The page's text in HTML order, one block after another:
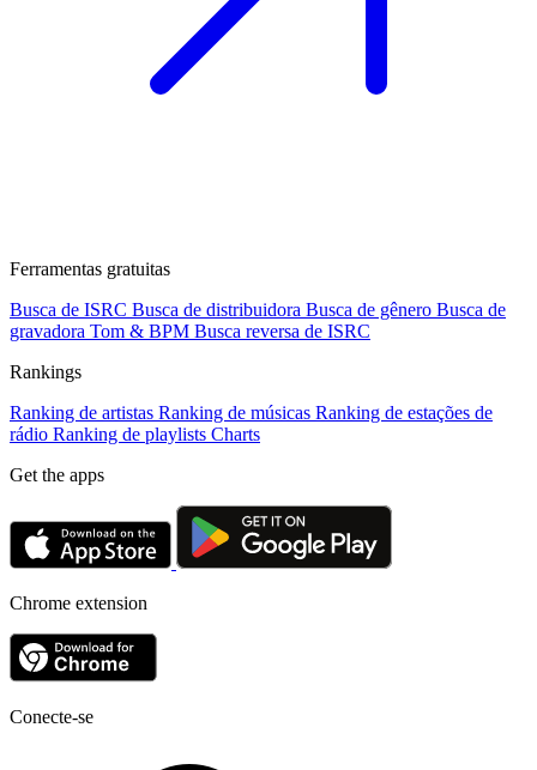
Ferramentas gratuitas
Busca de ISRC Busca de distribuidora Busca de gênero Busca de
gravadora Tom & BPM Busca reversa de ISRC
Rankings
Ranking de artistas Ranking de músicas Ranking de estações de
rádio Ranking de playlists Charts
Get the apps
Chrome extension
Conecte-se